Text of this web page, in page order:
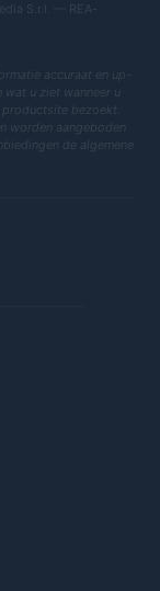
S.r.l. — REA-
accuraat en up-
u ziet wanneer u
bezoekt.
worden aangeboden
de algemene